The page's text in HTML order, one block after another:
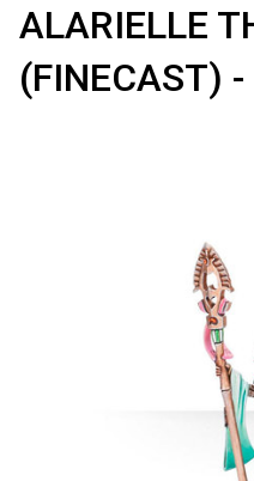
ALARIELLE
(FINECAST)